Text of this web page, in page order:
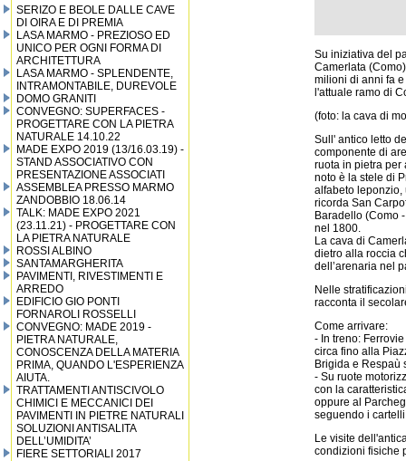
SERIZO E BEOLE DALLE CAVE
DI OIRA E DI PREMIA
LASA MARMO - PREZIOSO ED
UNICO PER OGNI FORMA DI
ARCHITETTURA
LASA MARMO - SPLENDENTE,
INTRAMONTABILE, DUREVOLE
DOMO GRANITI
CONVEGNO: SUPERFACES -
PROGETTARE CON LA PIETRA
NATURALE 14.10.22
MADE EXPO 2019 (13/16.03.19) -
STAND ASSOCIATIVO CON
PRESENTAZIONE ASSOCIATI
ASSEMBLEA PRESSO MARMO
ZANDOBBIO 18.06.14
TALK: MADE EXPO 2021
(23.11.21) - PROGETTARE CON
LA PIETRA NATURALE
ROSSI ALBINO
SANTAMARGHERITA
PAVIMENTI, RIVESTIMENTI E
ARREDO
EDIFICIO GIO PONTI
FORNAROLI ROSSELLI
CONVEGNO: MADE 2019 -
PIETRA NATURALE,
CONOSCENZA DELLA MATERIA
PRIMA, QUANDO L'ESPERIENZA
AIUTA.
TRATTAMENTI ANTISCIVOLO
CHIMICI E MECCANICI DEI
PAVIMENTI IN PIETRE NATURALI
SOLUZIONI ANTISALITA
DELL’UMIDITA’
FIERE SETTORIALI 2017
Su iniziativa del
Camerlata
milioni di anni fa
l'attuale ramo di
(foto: la cava di
Sull' antico letto
componente di
ruota in pietra per
noto è la stele di
alfabeto leponzio,
ricorda San
Baradello (Como
nel 1800.
La cava di
dietro alla roccia
dell’arenaria nel
Nelle
racconta il
Come arrivare:
- In treno:
circa fino alla
Brigida e Respaù
- Su ruote
con la
oppure al
seguendo i
Le visite
condizioni fisiche